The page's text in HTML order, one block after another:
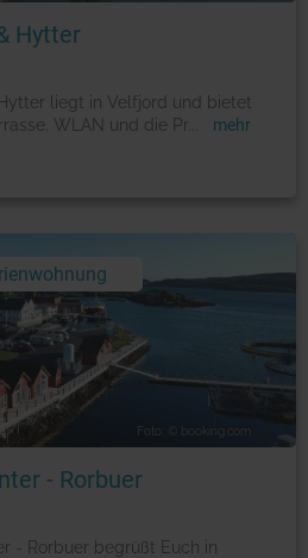
Hytter
liegt in Velfjord und bietet
WLAN und die Pr
mehr
Foto: © booking.com
- Rorbuer
- Rorbuer begrüßt Euch in